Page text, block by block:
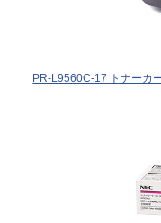
PR-L9560C-17 トナーカ